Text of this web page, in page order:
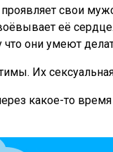
свои
её сердце.
что они умеют
Их
какое-то